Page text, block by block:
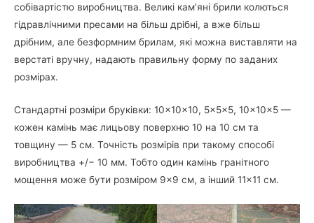
собівартістю виробництва. Великі кам’яні брили колються
гідравлічними пресами на більш дрібні, а вже більш
дрібним, але безформним брилам, які можна виставляти на
верстаті вручну, надають правильну форму по заданих
розмірах.
Стандартні розміри бруківки: 10×10×10, 5×5×5, 10×10×5 —
кожен камінь має лицьову поверхню 10 на 10 см та
товщину — 5 см. Точність розмірів при такому способі
виробництва +/− 10 мм. Тобто один камінь гранітного
мощення може бути розміром 9×9 см, а інший 11×11 см.